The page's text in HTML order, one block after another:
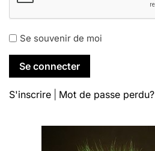
Se souvenir de moi
S'inscrire Mot de passe perdu?